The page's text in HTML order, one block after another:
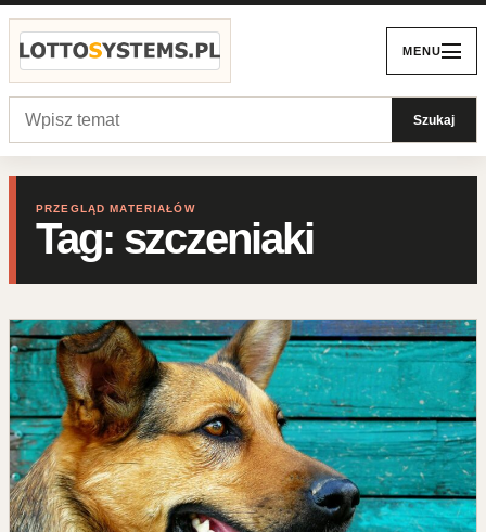
Szukaj:
Szukaj
MENU
PRZEGLĄD MATERIAŁÓW
Tag: szczeniaki